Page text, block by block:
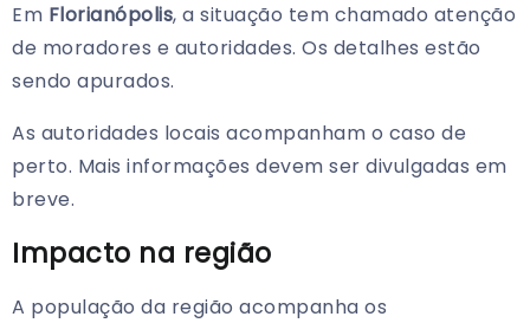
Em Florianópolis, a situação tem chamado atenção
de moradores e autoridades. Os detalhes estão
sendo apurados.
As autoridades locais acompanham o caso de
perto. Mais informações devem ser divulgadas em
breve.
Impacto na região
A população da região acompanha os